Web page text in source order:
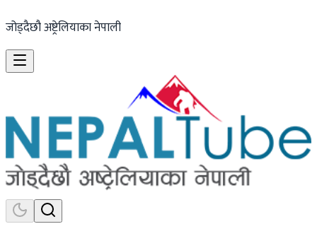
जोड्दैछौ अष्ट्रेलियाका नेपाली